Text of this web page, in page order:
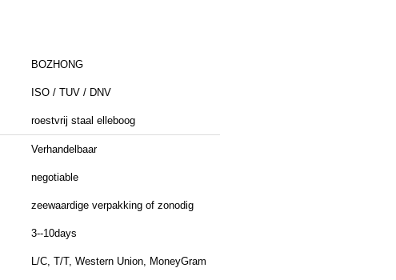
BOZHONG
ISO / TUV / DNV
roestvrij staal elleboog
Verhandelbaar
negotiable
zeewaardige verpakking of zonodig
3--10days
L/C, T/T, Western Union, MoneyGram